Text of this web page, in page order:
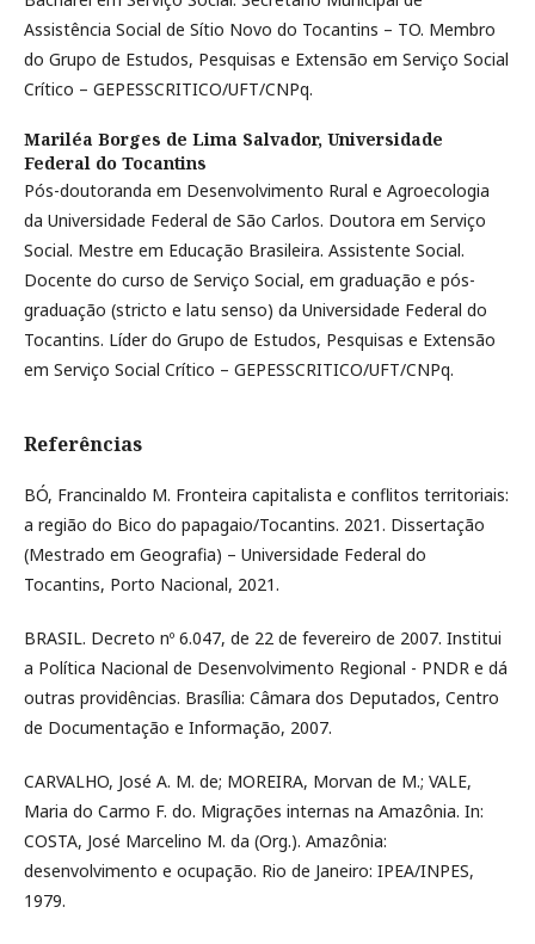
Assistência Social de Sítio Novo do Tocantins – TO. Membro
do Grupo de Estudos, Pesquisas e Extensão em Serviço Social
Crítico – GEPESSCRITICO/UFT/CNPq.
Mariléa Borges de Lima Salvador, Universidade
Federal do Tocantins
Pós-doutoranda em Desenvolvimento Rural e Agroecologia
da Universidade Federal de São Carlos. Doutora em Serviço
Social. Mestre em Educação Brasileira. Assistente Social.
Docente do curso de Serviço Social, em graduação e pós-
graduação (stricto e latu senso) da Universidade Federal do
Tocantins. Líder do Grupo de Estudos, Pesquisas e Extensão
em Serviço Social Crítico – GEPESSCRITICO/UFT/CNPq.
Referências
BÓ, Francinaldo M. Fronteira capitalista e conflitos territoriais:
a região do Bico do papagaio/Tocantins. 2021. Dissertação
(Mestrado em Geografia) – Universidade Federal do
Tocantins, Porto Nacional, 2021.
BRASIL. Decreto nº 6.047, de 22 de fevereiro de 2007. Institui
a Política Nacional de Desenvolvimento Regional - PNDR e dá
outras providências. Brasília: Câmara dos Deputados, Centro
de Documentação e Informação, 2007.
CARVALHO, José A. M. de; MOREIRA, Morvan de M.; VALE,
Maria do Carmo F. do. Migrações internas na Amazônia. In:
COSTA, José Marcelino M. da (Org.). Amazônia:
desenvolvimento e ocupação. Rio de Janeiro: IPEA/INPES,
1979.